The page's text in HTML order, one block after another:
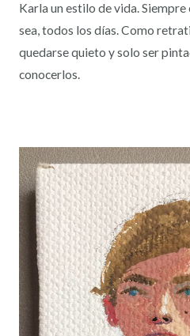
Karla un estilo de vida.
sea, todos los días. Como
quedarse quieto y solo ser
conocerlos.